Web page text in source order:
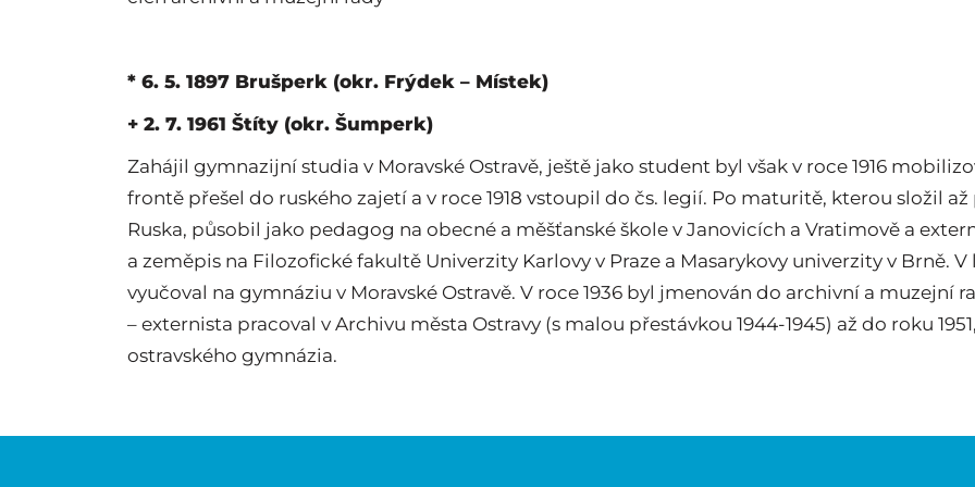
* 6. 5. 1897 Brušperk (okr. Frýdek – Místek)
+ 2. 7. 1961 Štíty (okr. Šumperk)
Zahájil gymnazijní studia v Moravské Ostravě, ještě jako student byl však v roce 1916
frontě přešel do ruského zajetí a v roce 1918 vstoupil do čs. legií. Po maturitě, kterou složil až
Ruska, působil jako pedagog na obecné a měšťanské škole v Janovicích a Vratimově a
a zeměpis na Filozofické fakultě Univerzity Karlovy v Praze a Masarykovy univerzity v Brně. V
vyučoval na gymnáziu v Moravské Ostravě. V roce 1936 byl jmenován do archivní a muzejní
– externista pracoval v Archivu města Ostravy (s malou přestávkou 1944-1945) až do roku
ostravského gymnázia.